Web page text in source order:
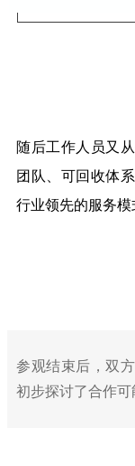
随后工作人员又
团队、可回收体
行业领先的服务模
参观结束后，双
初步探讨了合作可